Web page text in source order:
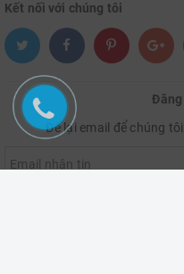
Kết nối với chúng tôi
Đăng
Để lại email để chúng